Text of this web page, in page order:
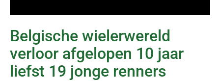
Belgische wielerwereld
verloor afgelopen 10 jaar
liefst 19 jonge renners